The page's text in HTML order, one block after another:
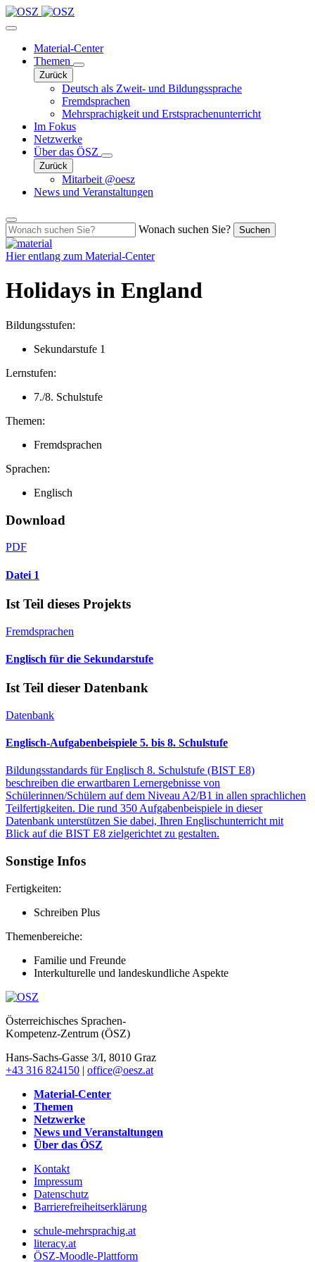
Material-Center
Themen
Zurück
Deutsch als Zweit- und Bildungssprache
Fremdsprachen
Mehrsprachigkeit und Erstsprachenunterricht
Im Fokus
Netzwerke
Über das ÖSZ
Zurück
Mitarbeit @oesz
News und Veranstaltungen
Wonach suchen Sie? Suchen
Hier entlang zum Material-Center
Holidays in England
Bildungsstufen:
Sekundarstufe 1
Lernstufen:
7./8. Schulstufe
Themen:
Fremdsprachen
Sprachen:
Englisch
Download
PDF
Datei 1
Ist Teil dieses Projekts
Fremdsprachen
Englisch für die Sekundarstufe
Ist Teil dieser Datenbank
Datenbank
Englisch-Aufgabenbeispiele 5. bis 8. Schulstufe
Bildungsstandards für Englisch 8. Schulstufe (BIST E8)
beschreiben die erwartbaren Lernergebnisse von
Schülerinnen/Schülern auf dem Niveau A2/B1 in allen sprachlichen
Teilfertigkeiten. Die rund 350 Aufgabenbeispiele in dieser
Datenbank unterstützen Sie dabei, Ihren Englischunterricht mit
Blick auf die BIST E8 zielgerichtet zu gestalten.
Sonstige Infos
Fertigkeiten:
Schreiben Plus
Themenbereiche:
Familie und Freunde
Interkulturelle und landeskundliche Aspekte
Österreichisches Sprachen-
Kompetenz-Zentrum (ÖSZ)
Hans-Sachs-Gasse 3/I, 8010 Graz
+43 316 824150 | office@oesz.at
Material-Center
Themen
Netzwerke
News und Veranstaltungen
Über das ÖSZ
Kontakt
Impressum
Datenschutz
Barrierefreiheitserklärung
schule-mehrsprachig.at
literacy.at
ÖSZ-Moodle-Plattform